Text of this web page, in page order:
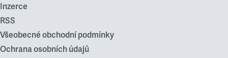
Inzerce
RSS
Všeobecné obchodní podmínky
Ochrana osobních údajů